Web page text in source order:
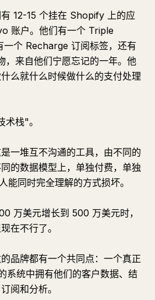
12-15 个挂在 Shopify 上的应
账户。他们有一个 Triple
个 Recharge 订阅标签，还有
，来自他们宁愿忘记的一年。他
么就什么时候做什么的支付处理
栈"。
一堆互不沟通的工具，由不同的
的数据模型上，单独付费，单独
能同时完全理解的方式损坏。
万美元增长到 500 万美元时，
在不行了。
品牌都有一个共同点：一个真正
系统中拥有他们的客户数据、结
阅和分析。